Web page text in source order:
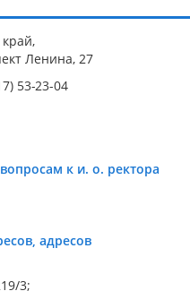
Ленина, 27
к и. о. ректора
адресов
3;